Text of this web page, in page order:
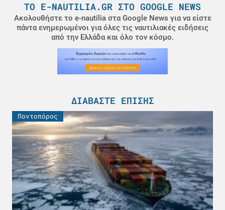
ΤΟ E-NAUTILIA.GR ΣΤΟ GOOGLE NEWS
Ακολουθήστε το e-nautilia στα Google News για να είστε
πάντα ενημερωμένοι για όλες τις ναυτιλιακές ειδήσεις
από την Ελλάδα και όλο τον κόσμο.
ΔΙΑΒΆΣΤΕ ΕΠΊΣΗΣ
Ποντοπόρος